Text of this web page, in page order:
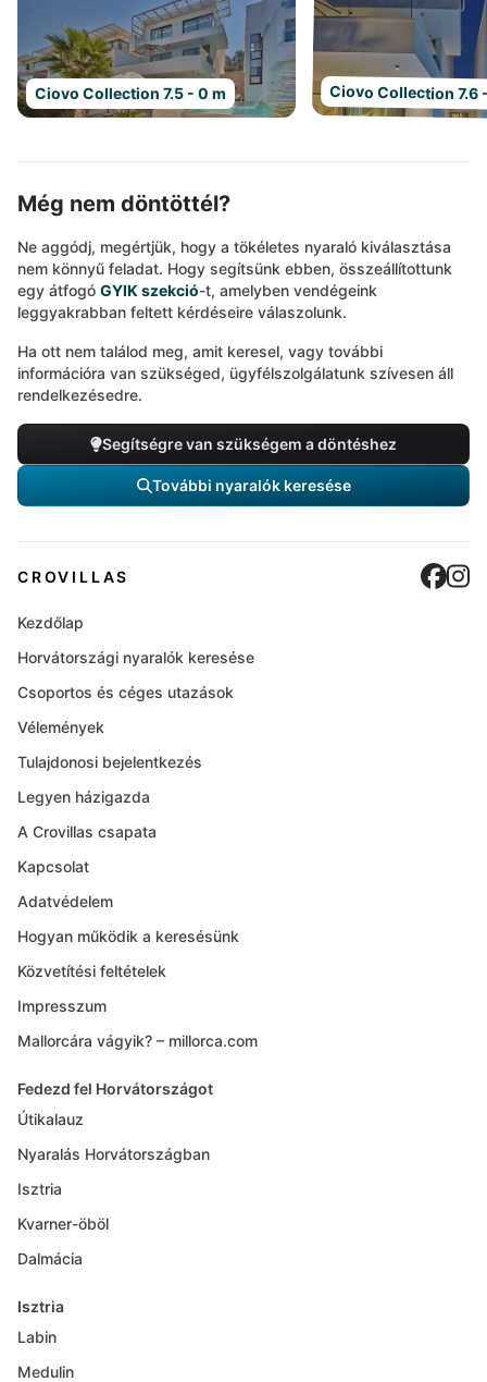
Ciovo Collection 7.5 - 0 m Ciovo Collection 7.6
Még nem döntöttél?
Ne aggódj, megértjük, hogy a tökéletes nyaraló kiválasztása
nem könnyű feladat. Hogy segítsünk ebben, összeállítottunk
egy átfogó GYIK szekció-t, amelyben vendégeink
leggyakrabban feltett kérdéseire válaszolunk.
Ha ott nem találod meg, amit keresel, vagy további
információra van szükséged, ügyfélszolgálatunk szívesen áll
rendelkezésedre.
Segítségre van szükségem a döntéshez
További nyaralók keresése
CROVILLAS
Kezdőlap
Horvátországi nyaralók keresése
Csoportos és céges utazások
Vélemények
Tulajdonosi bejelentkezés
Legyen házigazda
A Crovillas csapata
Kapcsolat
Adatvédelem
Hogyan működik a keresésünk
Közvetítési feltételek
Impresszum
Mallorcára vágyik? – millorca.com
Fedezd fel Horvátországot
Útikalauz
Nyaralás Horvátországban
Isztria
Kvarner-öböl
Dalmácia
Isztria
Labin
Medulin